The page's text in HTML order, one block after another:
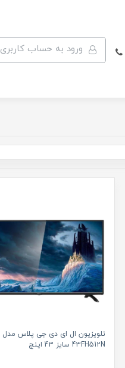
ورود به حساب کاربری
تلویزیون ال ای دی جی پلاس مدل
43FH512N سایز 43 اینچ